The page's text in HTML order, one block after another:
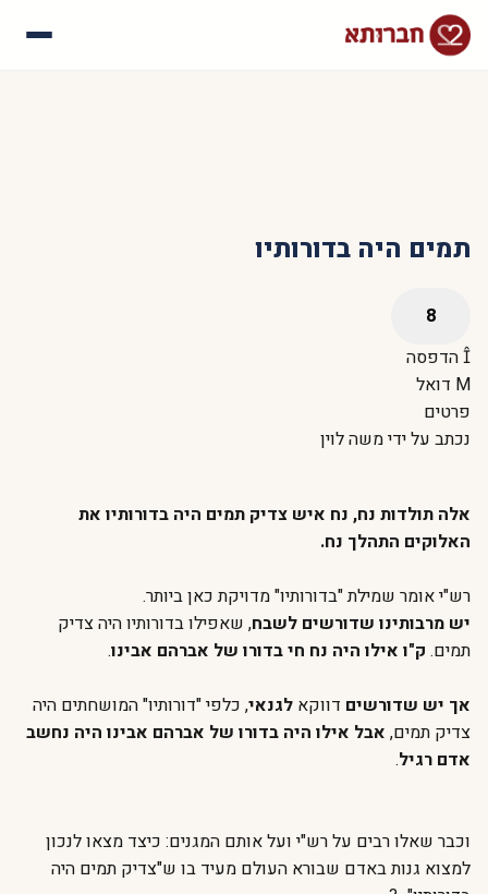
תמים היה בדורותיו
הדפסה
דואל
פרטים
נכתב על ידימשה לוין
אלה תולדות נח, נח איש צדיק תמים היה בדורותיו את
האלוקים התהלך נח.
רש"י אומר שמילת "בדורותיו" מדויקת כאן ביותר.
יש מרבותינו שדורשים לשבח, שאפילו בדורותיו היה צדיק
תמים. ק"ו אילו היה נח חי בדורו של אברהם אבינו.
אך יש שדורשים דווקא לגנאי, כלפי "דורותיו" המושחתים היה
צדיק תמים, אבל אילו היה בדורו של אברהם אבינו היה נחשב
אדם רגיל.
וכבר שאלו רבים על רש"י ועל אותם המגנים: כיצד מצאו לנכון
למצוא גנות באדם שבורא העולם מעיד בו ש"צדיק תמים היה